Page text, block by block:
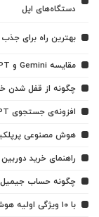
دستگاه‌های اپل
بهترین راه برای
مقایسه Gemini و ChatGPT: کدام یک بهتر است؟
چگونه از قفل شدن خودکار ویندوز 11 یا
افزونه‌ی جستجوی ChatGPT برای گوگل کروم معرفی شد
هوش مصنوعی
راهنمای خرید
چگونه حساب جیمیل
با ۱۰ ویژگی اولیه هوش اپل (Apple Intelligence) آشنا شوید